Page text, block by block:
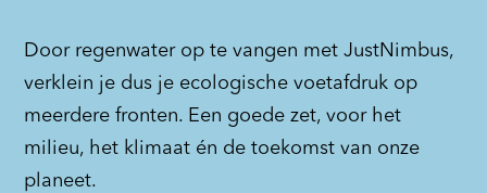
Door regenwater op te vangen met JustNimbus,
verklein je dus je ecologische voetafdruk op
meerdere fronten. Een goede zet, voor het
milieu, het klimaat én de toekomst van onze
planeet.